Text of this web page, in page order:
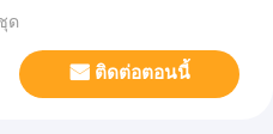
ด
ติดต่อตอนนี้